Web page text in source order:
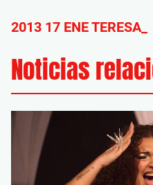
2013 17 ENE TERESA_
Noticias